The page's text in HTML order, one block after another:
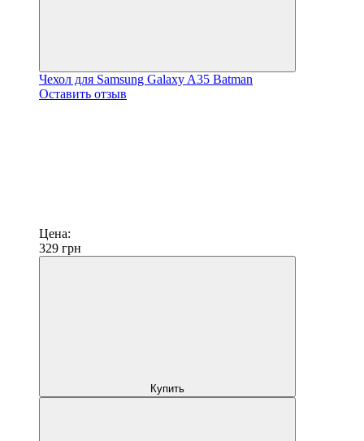
Чехол для Samsung Galaxy A35 Batman
Оставить отзыв
Цена:
329 грн
Купить